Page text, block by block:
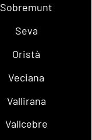
Sobremunt
Seva
Oristà
Veciana
Vallirana
Vallcebre